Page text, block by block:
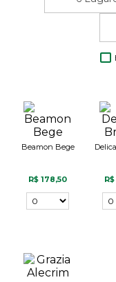
Beamon Bege
R$ 178,50